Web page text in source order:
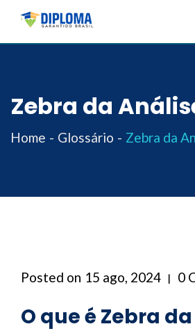
Skip
Zebra da
Home Glossário Zebra da
Posted on 15 ago, 2024 0
O que é Zebra